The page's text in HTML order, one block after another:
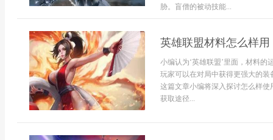
胁。盲僧的被动技能...
英雄联盟材料怎么样用
小编认为‘英雄联盟’里面，材料
玩家可以在对局中获得更强大的
这篇文章小编将深入探讨怎么样
获取途径...